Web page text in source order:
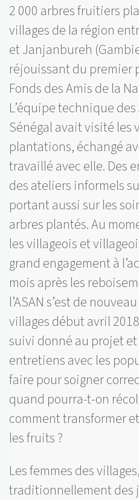
2 000 arbres fruitiers
villages de la région
et Janjanbureh
réjouissant du premier
Fonds des Amis de la
L’équipe technique
Sénégal avait visité les
plantations, échangé
travaillé avec elle. Des
des ateliers informels
portant aussi sur les
arbres plantés. Au
les villageois et
grand engagement à
mois après les
l’ASAN s’est de
villages début avril
suivi donné au projet
entretiens avec les
faire pour soigner
quand pourra-t-on
comment transformer
les fruits ?
Les femmes des
traditionnellement des